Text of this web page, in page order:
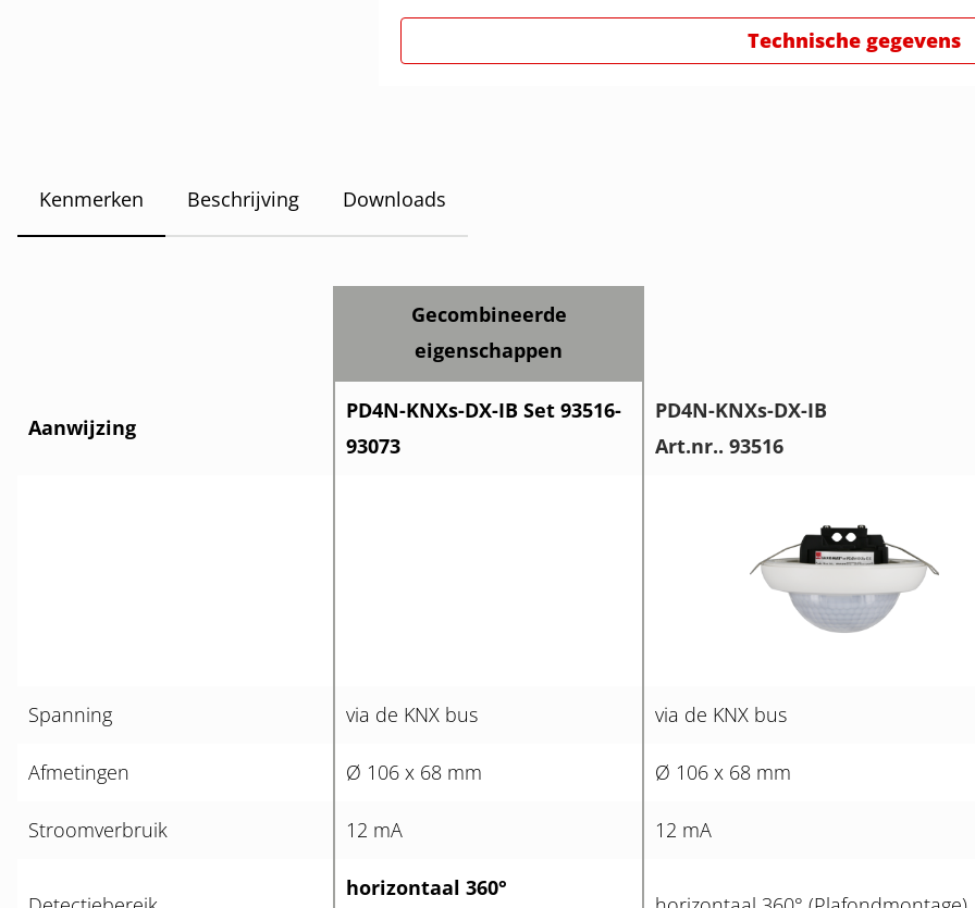
Technische gegevens
Kenmerken Beschrijving Downloads
Gecombineerde
eigenschappen
Aanwijzing
PD4N-KNXs-DX-IB Set 93516-
93073
PD4N-KNXs-DX-IB
Art.nr.. 93516
Spanning via de KNX bus via de KNX bus
Afmetingen Ø 106 x 68 mm Ø 106 x 68 mm
Stroomverbruik 12 mA 12 mA
horizontaal 360°